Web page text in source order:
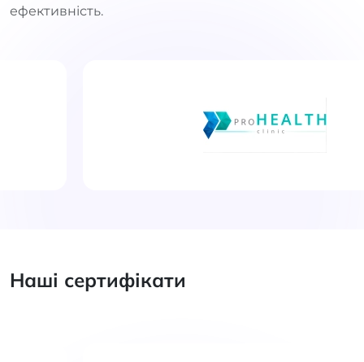
ефективність.
Наші сертифікати